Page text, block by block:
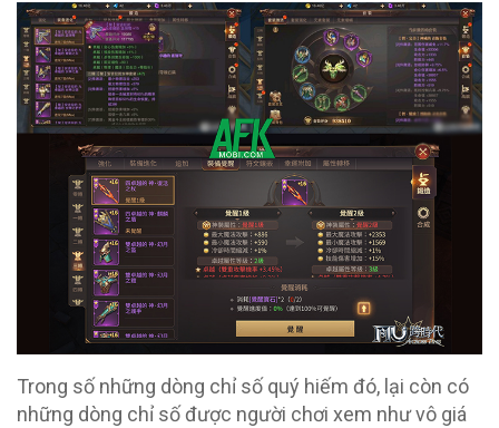
Trong số những dòng chỉ số quý hiếm đó, lại còn có
những dòng chỉ số được người chơi xem như vô giá